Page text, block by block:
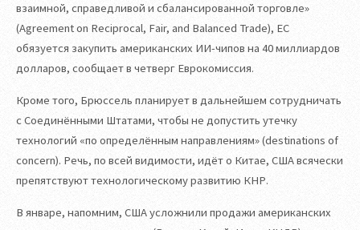
взаимной, справедливой и сбалансированной торговле»
(Agreement on Reciprocal, Fair, and Balanced Trade), ЕС
обязуется закупить американских ИИ-чипов на 40 миллиардов
долларов, сообщает в четверг Еврокомиссия.
Кроме того, Брюссель планирует в дальнейшем сотрудничать
с Соединёнными Штатами, чтобы не допустить утечку
технологий «по определённым направлениям» (destinations of
concern). Речь, по всей видимости, идёт о Китае, США всячески
препятствуют технологическому развитию КНР.
В январе, напомним, США усложнили продажи американских